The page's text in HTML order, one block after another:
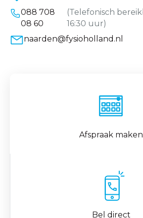
088 708
08 60
(Telefonisch
16:30 uur)
naarden@fysioholland.nl
Afspraak maken
Bel direct